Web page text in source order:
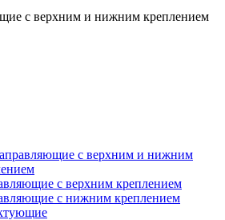
с верхним и нижним креплением
с верхним и нижним
с верхним креплением
с нижним креплением